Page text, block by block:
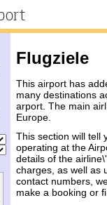
Flugziele
This airport has
many destinations
arport. The main
Europe.
This section will tell
operating at the
details of the
charges, as well as
contact numbers,
make a booking or